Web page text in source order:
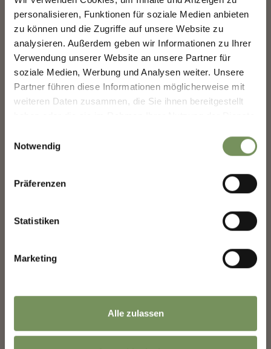
personalisieren, Funktionen für soziale Medien anbieten
zu können und die Zugriffe auf unsere Website zu
analysieren. Außerdem geben wir Informationen zu Ihrer
Verwendung unserer Website an unsere Partner für
soziale Medien, Werbung und Analysen weiter. Unsere
Partner führen diese Informationen möglicherweise mit
weiteren Daten zusammen, die Sie ihnen bereitgestellt
Notwendig
Präferenzen
Statistiken
Marketing
Alle zulassen
bei der „Milano Jewellery Week“ inklusive, denn, erklärt
Konrad Laimer: „Wenn man Kunsthandwerk wirklich lebt, ist
das grenzüberschreitende Arbeiten eine logische
Konsequenz“.
Lernt Konrad kennen:
KONRAD LAIMER
MERANS ZUKUNFT
GESTALTEN — GEMEINSAM.
MERANS ZUKUNFT GESTALTEN —
GEMEINSAM.
Deine Meinung zählt. Scannen, teilen, bewegen.